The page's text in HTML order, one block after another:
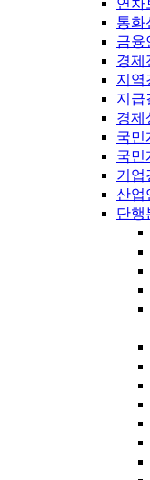
연차
통화
금융
경제
지역
지급
경제
국민
국민
기업
산업
단행